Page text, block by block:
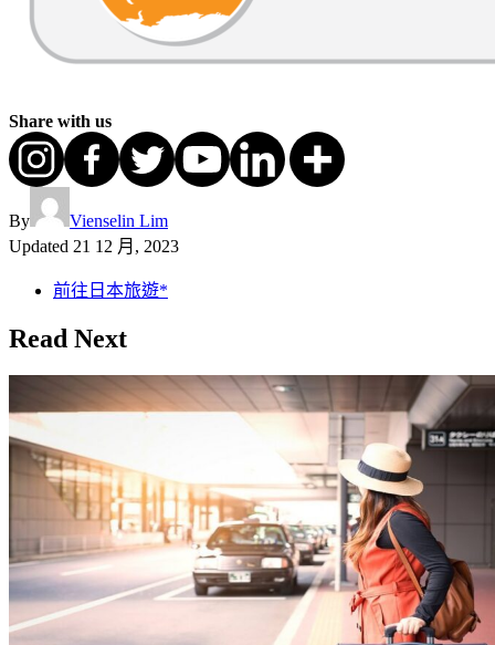
Share with us
By
Vienselin Lim
Updated 21 12 月, 2023
前往日本旅遊*
Read Next